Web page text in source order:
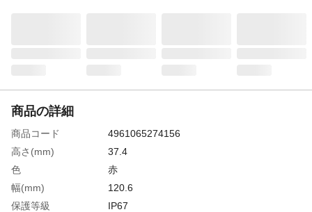
商品の詳細
商品コード
4961065274156
高さ(mm)
37.4
色
赤
幅(mm)
120.6
保護等級
IP67